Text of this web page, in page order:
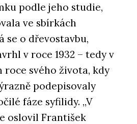
podle jeho studie,
ve sbírkách
se o dřevostavbu,
v roce 1932 – tedy v
roce svého života, kdy
podepisovaly
fáze syfilidy. „V
oslovil František